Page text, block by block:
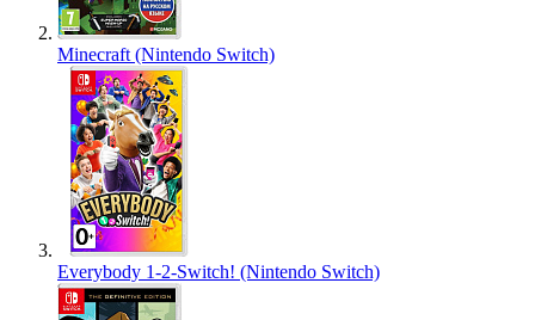
Minecraft (Nintendo Switch)
Everybody 1-2-Switch! (Nintendo Switch)